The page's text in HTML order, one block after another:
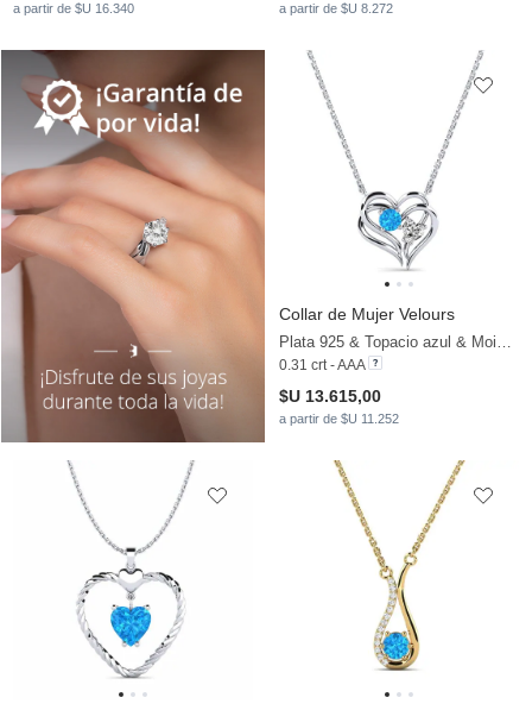
a partir de $U 16.340 a partir de $U 8.272
Collar de Mujer Velours
Plata 925 & Topacio azul & Moissanita
0.31 crt - AAA
$U 13.615,00
a partir de $U 11.252